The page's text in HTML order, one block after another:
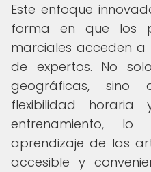
Este enfoque
forma en que los
marciales acceden
de expertos. No
geográficas, sino
flexibilidad horaria
entrenamiento,
aprendizaje de las
accesible y